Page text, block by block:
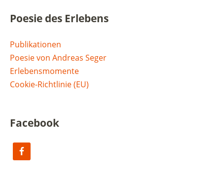
Poesie des Erlebens
Publikationen
Poesie von Andreas Seger
Erlebensmomente
Cookie-Richtlinie (EU)
Facebook